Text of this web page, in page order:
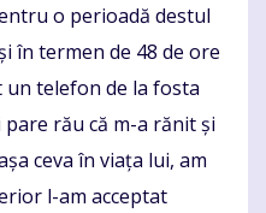
o perioadă destul
în termen de 48 de ore
telefon de la fosta
rău că m-a rănit și
ceva în viața lui, am
l-am acceptat